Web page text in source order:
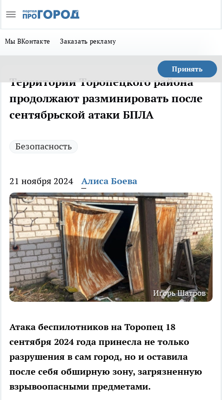
Мы ВКонтакте Заказать рекламу
Принять
Территории Торопецкого района
продолжают разминировать после
сентябрьской атаки БПЛА
Безопасность
21 ноября 2024 Алиса Боева
Игорь Шатров
Атака беспилотников на Торопец 18
сентября 2024 года принесла не только
разрушения в сам город, но и оставила
после себя обширную зону, загрязненную
взрывоопасными предметами.